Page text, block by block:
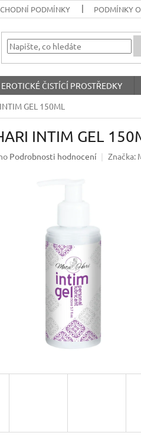
PODMÍNKY PODMÍNKY
EROTICKÉ ČISTÍCÍ PROSTŘEDKY
GEL 150ML
INTIM GEL
Podrobnosti hodnocení Značka: